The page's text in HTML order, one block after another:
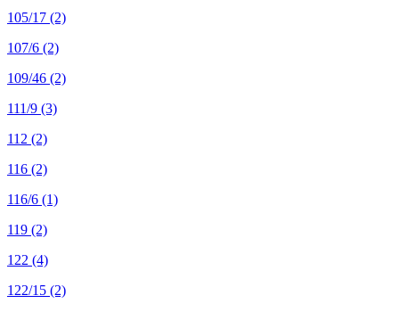
105/17 (2)
107/6 (2)
109/46 (2)
111/9 (3)
112 (2)
116 (2)
116/6 (1)
119 (2)
122 (4)
122/15 (2)